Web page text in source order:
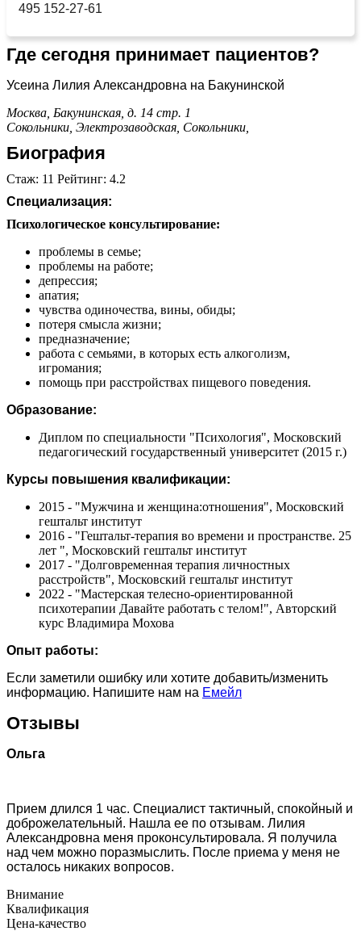
495 152-27-61
Где сегодня принимает пациентов?
Усеина Лилия Александровна на Бакунинской
Москва, Бакунинская, д. 14 стр. 1
Сокольники, Электрозаводская, Сокольники,
Биография
Стаж: 11 Рейтинг: 4.2
Специализация:
Психологическое консультирование:
проблемы в семье;
проблемы на работе;
депрессия;
апатия;
чувства одиночества, вины, обиды;
потеря смысла жизни;
предназначение;
работа с семьями, в которых есть алкоголизм,
игромания;
помощь при расстройствах пищевого поведения.
Образование:
Диплом по специальности "Психология", Московский
педагогический государственный университет (2015 г.)
Курсы повышения квалификации:
2015 - "Мужчина и женщина:отношения", Московский
гештальт институт
2016 - "Гештальт-терапия во времени и пространстве. 25
лет ", Московский гештальт институт
2017 - "Долговременная терапия личностных
расстройств", Московский гештальт институт
2022 - "Мастерская телесно-ориентированной
психотерапии Давайте работать с телом!", Авторский
курс Владимира Мохова
Опыт работы:
Если заметили ошибку или хотите добавить/изменить
информацию. Напишите нам на Емейл
Отзывы
Ольга
Прием длился 1 час. Специалист тактичный, спокойный и
доброжелательный. Нашла ее по отзывам. Лилия
Александровна меня проконсультировала. Я получила
над чем можно поразмыслить. После приема у меня не
осталось никаких вопросов.
Внимание
Квалификация
Цена-качество